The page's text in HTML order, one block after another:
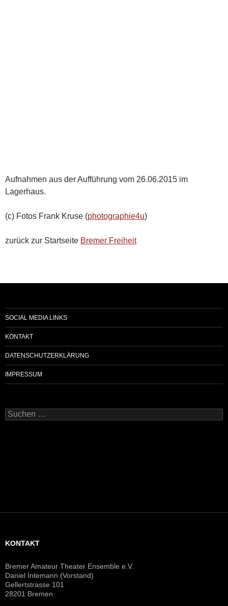
Aufnahmen aus der Aufführung vom 26.06.2015 im
Lagerhaus.
(c) Fotos Frank Kruse (photographie4u)
zurück zur Startseite Bremer Freiheit
SOCIAL MEDIA LINKS
KONTAKT
DATENSCHUTZERKLÄRUNG
IMPRESSUM
Suchen
nach:
KONTAKT
Bremer Amateur Theater Ensemble e.V.
Daniel Intemann (Vorstand)
Gellertstrasse 101
28201 Bremen